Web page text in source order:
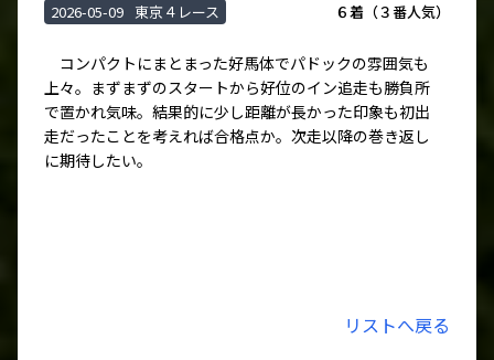
2026-05-09 東京４レース ６着（３番人気）
コンパクトにまとまった好馬体でパドックの雰囲気も
上々。まずまずのスタートから好位のイン追走も勝負所
で置かれ気味。結果的に少し距離が長かった印象も初出
走だったことを考えれば合格点か。次走以降の巻き返し
に期待したい。
リストへ戻る